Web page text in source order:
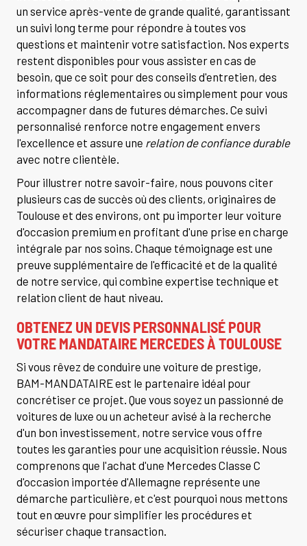
un service après-vente de grande qualité, garantissant
un suivi long terme pour répondre à toutes vos
questions et maintenir votre satisfaction. Nos experts
restent disponibles pour vous assister en cas de
besoin, que ce soit pour des conseils d'entretien, des
informations réglementaires ou simplement pour vous
accompagner dans de futures démarches. Ce suivi
personnalisé renforce notre engagement envers
l'excellence et assure une relation de confiance durable
avec notre clientèle.
Pour illustrer notre savoir-faire, nous pouvons citer
plusieurs cas de succès où des clients, originaires de
Toulouse et des environs, ont pu importer leur voiture
d'occasion premium en profitant d'une prise en charge
intégrale par nos soins. Chaque témoignage est une
preuve supplémentaire de l'efficacité et de la qualité
de notre service, qui combine expertise technique et
relation client de haut niveau.
OBTENEZ UN DEVIS PERSONNALISÉ POUR
VOTRE MANDATAIRE MERCEDES À TOULOUSE
Si vous rêvez de conduire une voiture de prestige,
BAM-MANDATAIRE est le partenaire idéal pour
concrétiser ce projet. Que vous soyez un passionné de
voitures de luxe ou un acheteur avisé à la recherche
d'un bon investissement, notre service vous offre
toutes les garanties pour une acquisition réussie. Nous
comprenons que l'achat d'une Mercedes Classe C
d'occasion importée d'Allemagne représente une
démarche particulière, et c'est pourquoi nous mettons
tout en œuvre pour simplifier les procédures et
sécuriser chaque transaction.